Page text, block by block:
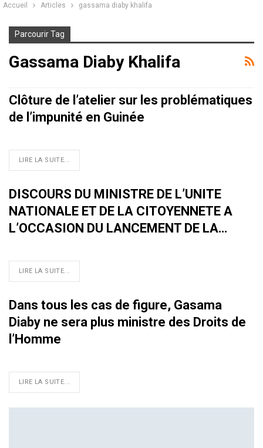
Accueil Articles gassama diaby khalifa
Parcourir Tag
Gassama Diaby Khalifa
Clôture de l’atelier sur les problématiques
de l’impunité en Guinée
LIRE LA SUITE...
DISCOURS DU MINISTRE DE L’UNITE
NATIONALE ET DE LA CITOYENNETE A
L’OCCASION DU LANCEMENT DE LA…
LIRE LA SUITE...
Dans tous les cas de figure, Gasama
Diaby ne sera plus ministre des Droits de
l’Homme
LIRE LA SUITE...